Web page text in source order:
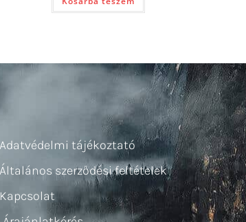
Adatvédelmi tájékoztató
Általános szerződési feltételek
Kapcsolat